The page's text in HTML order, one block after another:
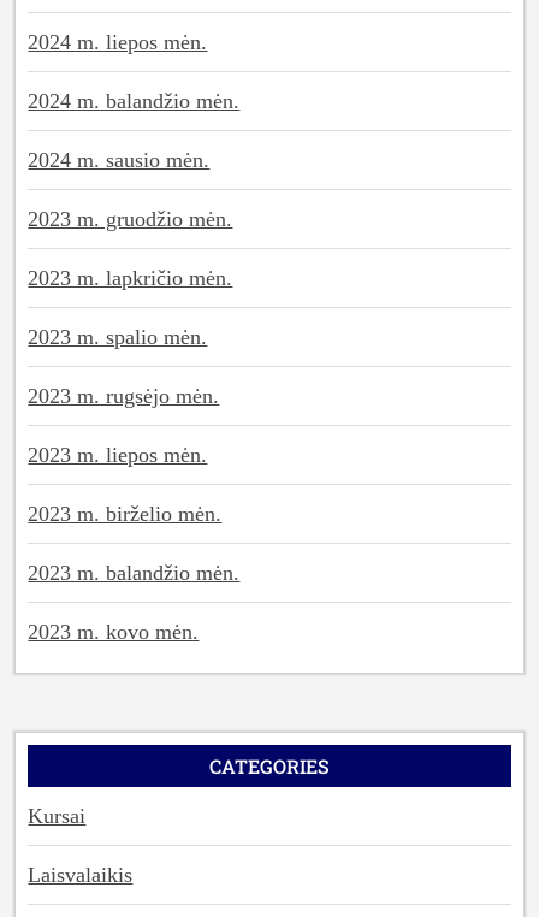
2024 m. liepos mėn.
2024 m. balandžio mėn.
2024 m. sausio mėn.
2023 m. gruodžio mėn.
2023 m. lapkričio mėn.
2023 m. spalio mėn.
2023 m. rugsėjo mėn.
2023 m. liepos mėn.
2023 m. birželio mėn.
2023 m. balandžio mėn.
2023 m. kovo mėn.
CATEGORIES
Kursai
Laisvalaikis